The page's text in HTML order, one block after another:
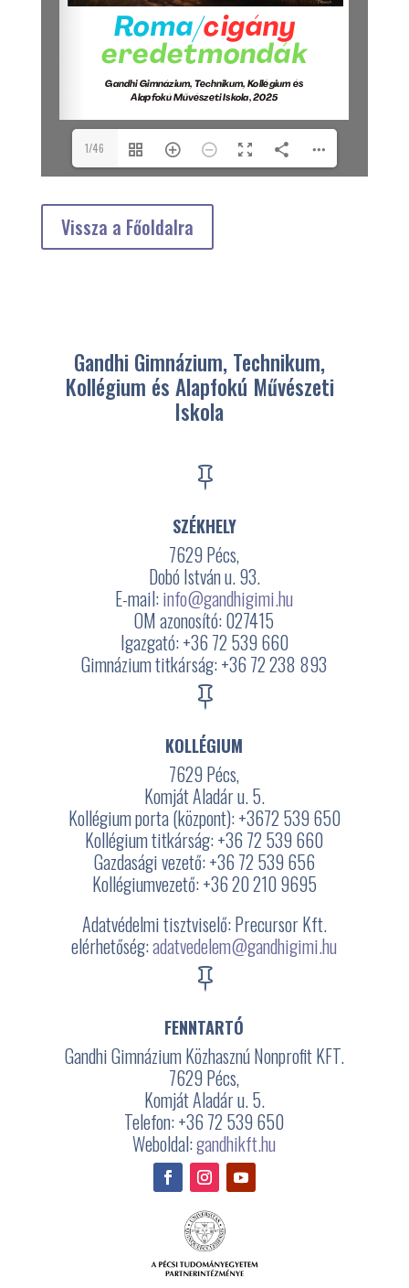
1/46
Vissza a Főoldalra
Gandhi Gimnázium, Technikum,
Kollégium és Alapfokú Művészeti
Iskola

SZÉKHELY
7629 Pécs,
Dobó István u. 93.
E-mail:info@gandhigimi.hu
OM azonosító: 027415
Igazgató: +36 72 539 660
Gimnázium titkárság: +36 72 238 893

KOLLÉGIUM
7629 Pécs,
Komját Aladár u. 5.
Kollégium porta (központ): +3672 539 650
Kollégium titkárság: +36 72 539 660
Gazdasági vezető: +36 72 539 656
Kollégiumvezető: +36 20 210 9695
Adatvédelmi tisztviselő: Precursor Kft.
elérhetőség:adatvedelem@gandhigimi.hu

FENNTARTÓ
Gandhi Gimnázium Közhasznú Nonprofit KFT.
7629 Pécs,
Komját Aladár u. 5.
Telefon: +36 72 539 650
Weboldal:gandhikft.hu